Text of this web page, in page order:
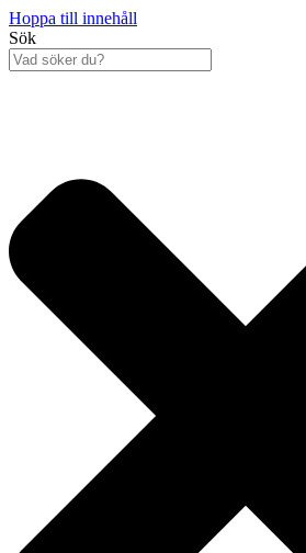
Hoppa till innehåll
Sök